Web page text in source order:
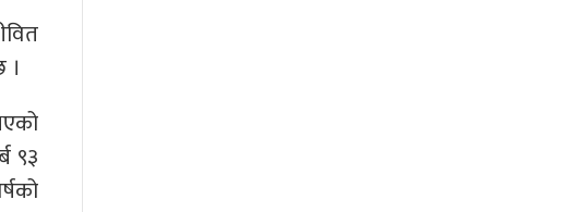
९३